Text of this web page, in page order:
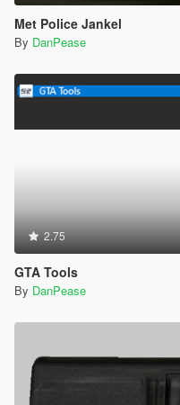
Met Police Jankel
By DanPease
2.75
GTA Tools
By DanPease